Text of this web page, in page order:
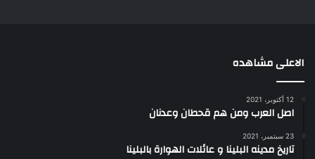
الاعلى مشاهده
12 أكتوبر، 2021
اصل العرب ومن هم قحطان وعدنان
23 سبتمبر، 2021
تاريخ مدينه البلينا و عائلات الهوارة بالبلينا